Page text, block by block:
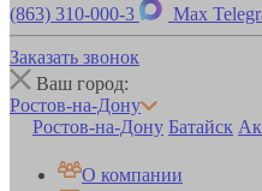
(863) 310-000-3 Max
Заказать звонок
Ваш город:
Ростов-на-Дону
Ростов-на-Дону Батайск
О компании